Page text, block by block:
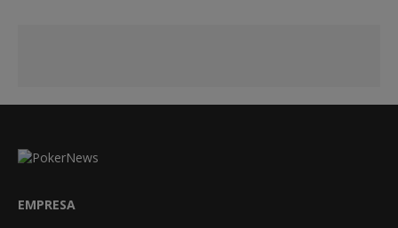
EMPRESA